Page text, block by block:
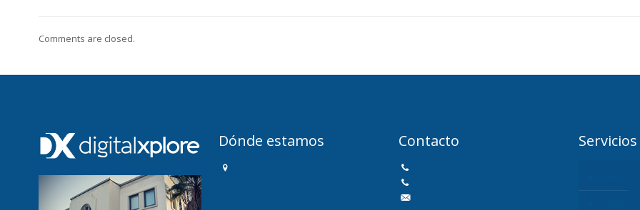
Comments are closed.
Dónde estamos Contacto Servicios